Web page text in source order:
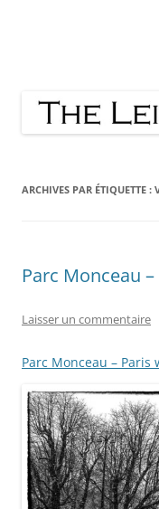
look arround and «
ARCHIVES PAR ÉTIQUETTE :
Parc Monceau
Laisser un commentaire
Parc Monceau – Paris